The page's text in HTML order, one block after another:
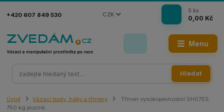
Menu
CZK
Hledat
+420 607 849 530
0 ks
0,00 Kč
Úvod Vázací body, háky a třmeny
Třmen vysokopevnostní SH075S
750 kg pozink.